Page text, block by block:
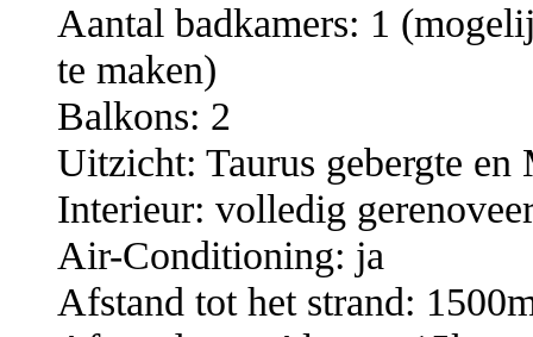
Aantal badkamers: 1
te maken)
Balkons: 2
Uitzicht: Taurus gebergte en
Interieur: volledig
Air-Conditioning: ja
Afstand tot het strand: